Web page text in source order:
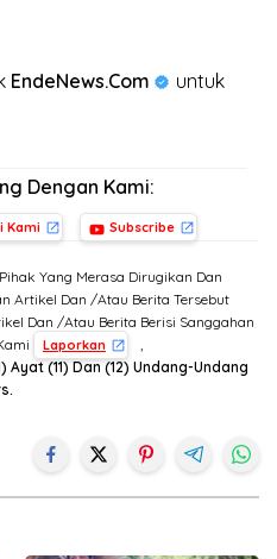
EndeNews.Com
untuk
Dengan Kami:
Kami Subscribe
Yang Merasa Dirugikan Dan
Artikel Dan /Atau Berita Tersebut
Dan /Atau Berita Berisi Sanggahan
Laporkan
,
Ayat (11) Dan (12) Undang-Undang